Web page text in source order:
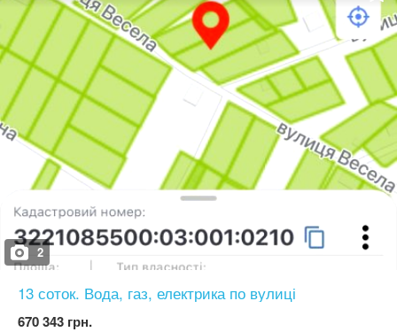
2
13 соток. Вода, газ, електрика по вулиці
670 343 грн.